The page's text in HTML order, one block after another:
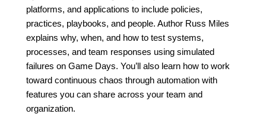
platforms, and applications to include policies,
practices, playbooks, and people. Author Russ Miles
explains why, when, and how to test systems,
processes, and team responses using simulated
failures on Game Days. You’ll also learn how to work
toward continuous chaos through automation with
features you can share across your team and
organization.